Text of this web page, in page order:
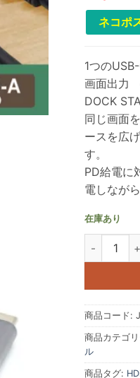
ネコポ
1つの
画面出力
DOCK
同じ画面
ースを広
す。
PD給電に
電しなが
在庫あり
日本トラ
商品コード:
商品カテゴ
ル
商品タグ: